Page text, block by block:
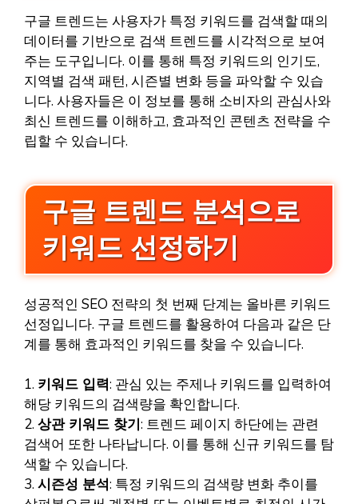
구글 트렌드는 사용자가 특정 키워드를 검색할 때의
데이터를 기반으로 검색 트렌드를 시각적으로 보여
주는 도구입니다. 이를 통해 특정 키워드의 인기도,
지역별 검색 패턴, 시즌별 변화 등을 파악할 수 있습
니다. 사용자들은 이 정보를 통해 소비자의 관심사와
최신 트렌드를 이해하고, 효과적인 콘텐츠 전략을 수
립할 수 있습니다.
구글 트렌드 분석으로
키워드 선정하기
성공적인 SEO 전략의 첫 번째 단계는 올바른 키워드
선정입니다. 구글 트렌드를 활용하여 다음과 같은 단
계를 통해 효과적인 키워드를 찾을 수 있습니다.
1. 키워드 입력: 관심 있는 주제나 키워드를 입력하여
해당 키워드의 검색량을 확인합니다.
2. 상관 키워드 찾기: 트렌드 페이지 하단에는 관련
검색어 또한 나타납니다. 이를 통해 신규 키워드를 탐
색할 수 있습니다.
3. 시즌성 분석: 특정 키워드의 검색량 변화 추이를